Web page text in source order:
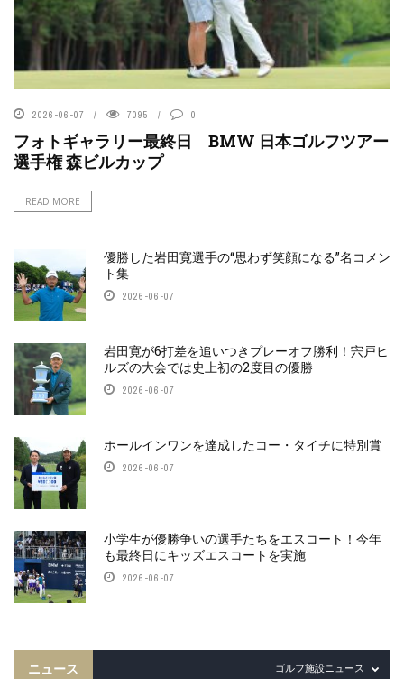
2026-06-07 7095 0
フォトギャラリー最終日 BMW 日本ゴルフツアー
選手権 森ビルカップ
READ MORE
優勝した岩田寛選手の“思わず笑顔になる”名コメン
ト集
2026-06-07
岩田寛が6打差を追いつきプレーオフ勝利！宍戸ヒ
ルズの大会では史上初の2度目の優勝
2026-06-07
ホールインワンを達成したコー・タイチに特別賞
2026-06-07
小学生が優勝争いの選手たちをエスコート！今年
も最終日にキッズエスコートを実施
2026-06-07
ニュース ゴルフ施設ニュース